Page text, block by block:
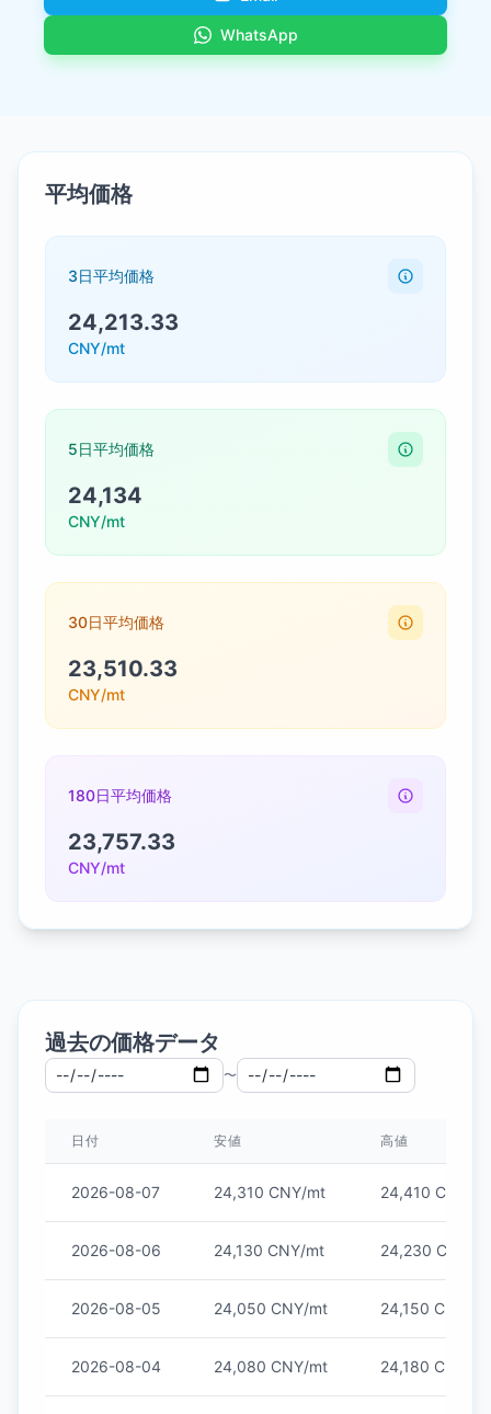
WhatsApp
平均価格
3日平均価格
24,213.33
CNY/mt
5日平均価格
24,134
CNY/mt
30日平均価格
23,510.33
CNY/mt
180日平均価格
23,757.33
CNY/mt
過去の価格データ
〜
日付 安値 高値
2026-08-07 24,310 CNY/mt 24,410 CNY/mt
2026-08-06 24,130 CNY/mt 24,230 CNY/
2026-08-05 24,050 CNY/mt 24,150 CNY/mt
2026-08-04 24,080 CNY/mt 24,180 CNY/mt